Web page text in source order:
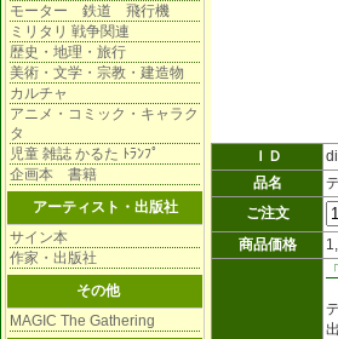
モーター 鉄道 飛行機
ミリタリ 戦争関連
歴史・地理・旅行
美術・文学・宗教・建造物
カルチャ
アニメ・コミック・キャラク
タ
児童 雑誌 かるた ﾄﾗﾝﾌﾟ
企画本 書籍
アーティスト・出版社
サイン本
作家・出版社
その他
MAGIC The Gathering
ＩＤ
品名
ご注文
商品価格